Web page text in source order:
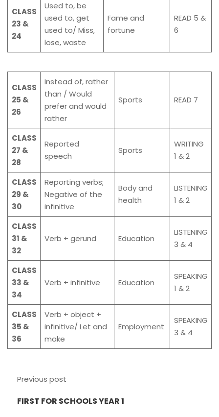
CLASS
23 &
24
Used to, be
used to, get
used to/ Miss,
lose, waste
Fame and
fortune
READ 5 &
6
CLASS
25 &
26
Instead of, rather
than / Would
prefer and would
rather
Sports READ 7
CLASS
27 &
28
Reported
speech
Sports
WRITING
1 & 2
CLASS
29 &
30
Reporting verbs;
Negative of the
infinitive
Body and
health
LISTENING
1 & 2
CLASS
31 &
32
Verb + gerund Education
LISTENING
3 & 4
CLASS
33 &
34
Verb + infinitive Education
SPEAKING
1 & 2
CLASS
35 &
36
Verb + object +
infinitive/ Let and
make
Employment
SPEAKING
3 & 4
Previous post
FIRST FOR SCHOOLS YEAR 1